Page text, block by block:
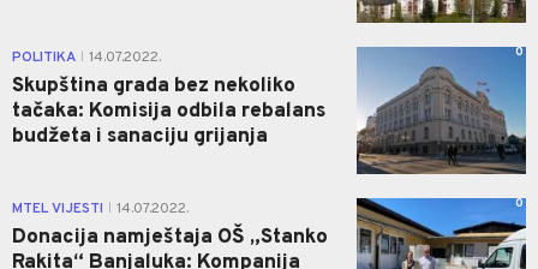
POLITIKA 14.07.2022.
Skupština grada bez nekoliko
tačaka: Komisija odbila rebalans
budžeta i sanaciju grijanja
0
MTEL VIJESTI 14.07.2022.
Donacija namještaja OŠ „Stanko
Rakita“ Banjaluka: Kompanija
0